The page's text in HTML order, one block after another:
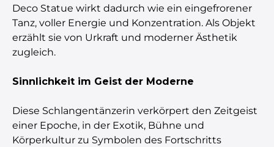
Deco Statue wirkt dadurch wie ein eingefrorener
Tanz, voller Energie und Konzentration. Als Objekt
erzählt sie von Urkraft und moderner Ästhetik
zugleich.
Sinnlichkeit im Geist der Moderne
Diese Schlangentänzerin verkörpert den Zeitgeist
einer Epoche, in der Exotik, Bühne und
Körperkultur zu Symbolen des Fortschritts